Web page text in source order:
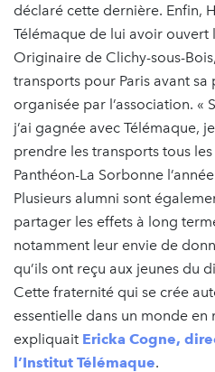
déclaré cette dernière. Enfin,
Télémaque de lui avoir ouvert
Originaire de Clichy-sous-
transports pour Paris avant
organisée par l’association. «
j’ai gagnée avec Télémaque,
prendre les transports tous
Panthéon-La Sorbonne
Plusieurs alumni sont
partager les effets à long
notamment leur envie de
qu’ils ont reçu aux jeunes du
Cette fraternité qui se crée
essentielle dans un monde en
expliquait Ericka Cogne,
l’Institut Télémaque.